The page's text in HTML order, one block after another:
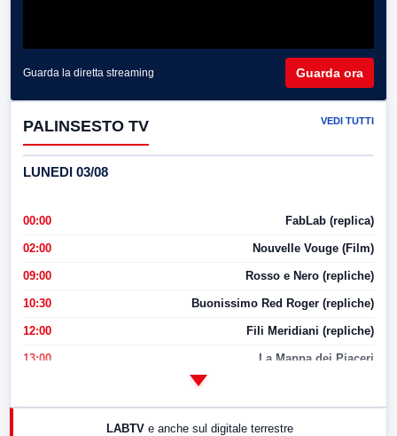
Guarda la diretta streaming Guarda ora
PALINSESTO TV VEDI TUTTI
LUNEDI 03/08
00:00 FabLab (replica)
02:00 Nouvelle Vouge (Film)
09:00 Rosso e Nero (repliche)
10:30 Buonissimo Red Roger (repliche)
12:00 Fili Meridiani (repliche)
13:00 La Mappa dei Piaceri
LABTV e anche sul digitale terrestre